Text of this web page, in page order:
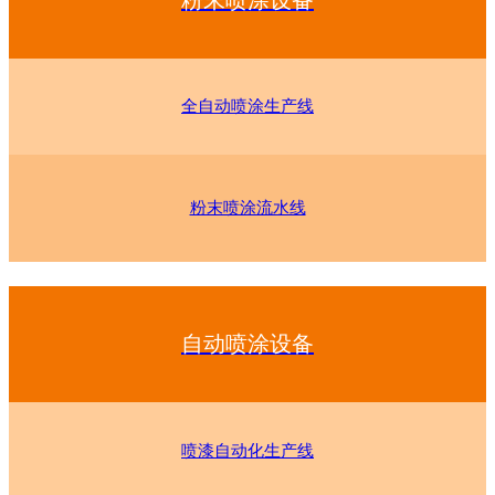
全自动喷涂生产线
粉末喷涂流水线
自动喷涂设备
喷漆自动化生产线